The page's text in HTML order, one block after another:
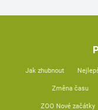
Jak zhubnout
Změna času
ZOO Nové začátky